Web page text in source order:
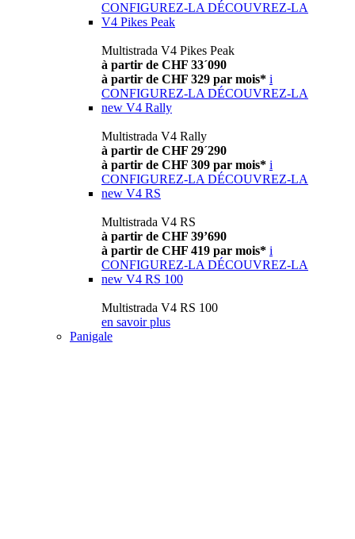
CONFIGUREZ-LA DÉCOUVREZ-LA
V4 Pikes Peak
Multistrada V4 Pikes Peak
à partir de CHF 33´090
à partir de CHF 329 par mois* i
CONFIGUREZ-LA DÉCOUVREZ-LA
new V4 Rally
Multistrada V4 Rally
à partir de CHF 29´290
à partir de CHF 309 par mois* i
CONFIGUREZ-LA DÉCOUVREZ-LA
new V4 RS
Multistrada V4 RS
à partir de CHF 39’690
à partir de CHF 419 par mois* i
CONFIGUREZ-LA DÉCOUVREZ-LA
new V4 RS 100
Multistrada V4 RS 100
en savoir plus
Panigale